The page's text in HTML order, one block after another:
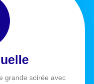
grande soirée avec